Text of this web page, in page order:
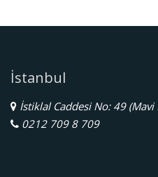
İstanbul
İstiklal Caddesi No: 49
0212 709 8 709